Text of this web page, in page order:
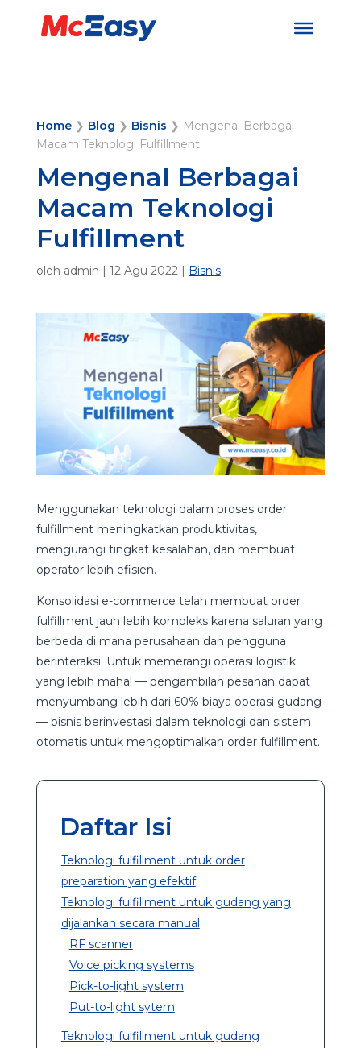
Home❯ Blog ❯ Bisnis ❯ Mengenal Berbagai
Macam Teknologi Fulfillment
Mengenal Berbagai
Macam Teknologi
Fulfillment
oleh admin | 12 Agu 2022| Bisnis
Menggunakan teknologi dalam proses order
fulfillment meningkatkan produktivitas,
mengurangi tingkat kesalahan, dan membuat
operator lebih efisien.
Konsolidasi e-commerce telah membuat order
fulfillment jauh lebih kompleks karena saluran yang
berbeda di mana perusahaan dan pengguna
berinteraksi. Untuk memerangi operasi logistik
yang lebih mahal — pengambilan pesanan dapat
menyumbang lebih dari 60% biaya operasi gudang
— bisnis berinvestasi dalam teknologi dan sistem
otomatis untuk mengoptimalkan order fulfillment.
Daftar Isi
Teknologi fulfillment untuk order
preparation yang efektif
Teknologi fulfillment untuk gudang yang
dijalankan secara manual
RF scanner
Voice picking systems
Pick-to-light system
Put-to-light sytem
Teknologi fulfillment untuk gudang